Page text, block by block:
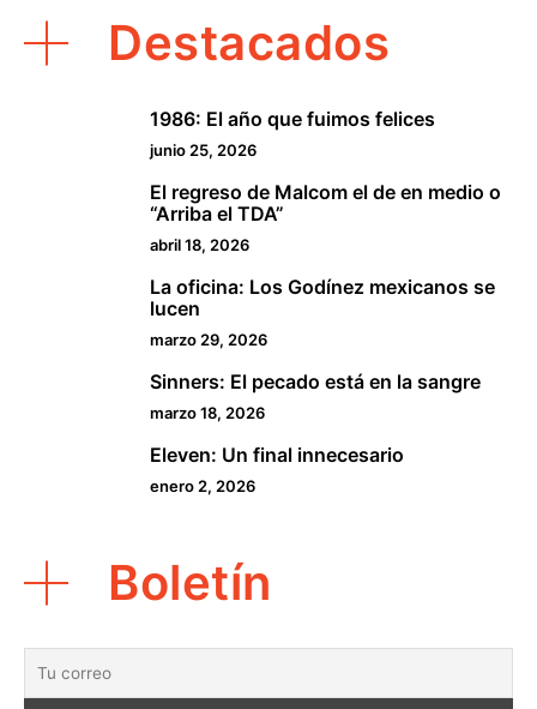
Destacados
1986: El año que fuimos felices
junio 25, 2026
El regreso de Malcom el de en medio o
“Arriba el TDA”
abril 18, 2026
La oficina: Los Godínez mexicanos se
lucen
marzo 29, 2026
Sinners: El pecado está en la sangre
marzo 18, 2026
Eleven: Un final innecesario
enero 2, 2026
Boletín